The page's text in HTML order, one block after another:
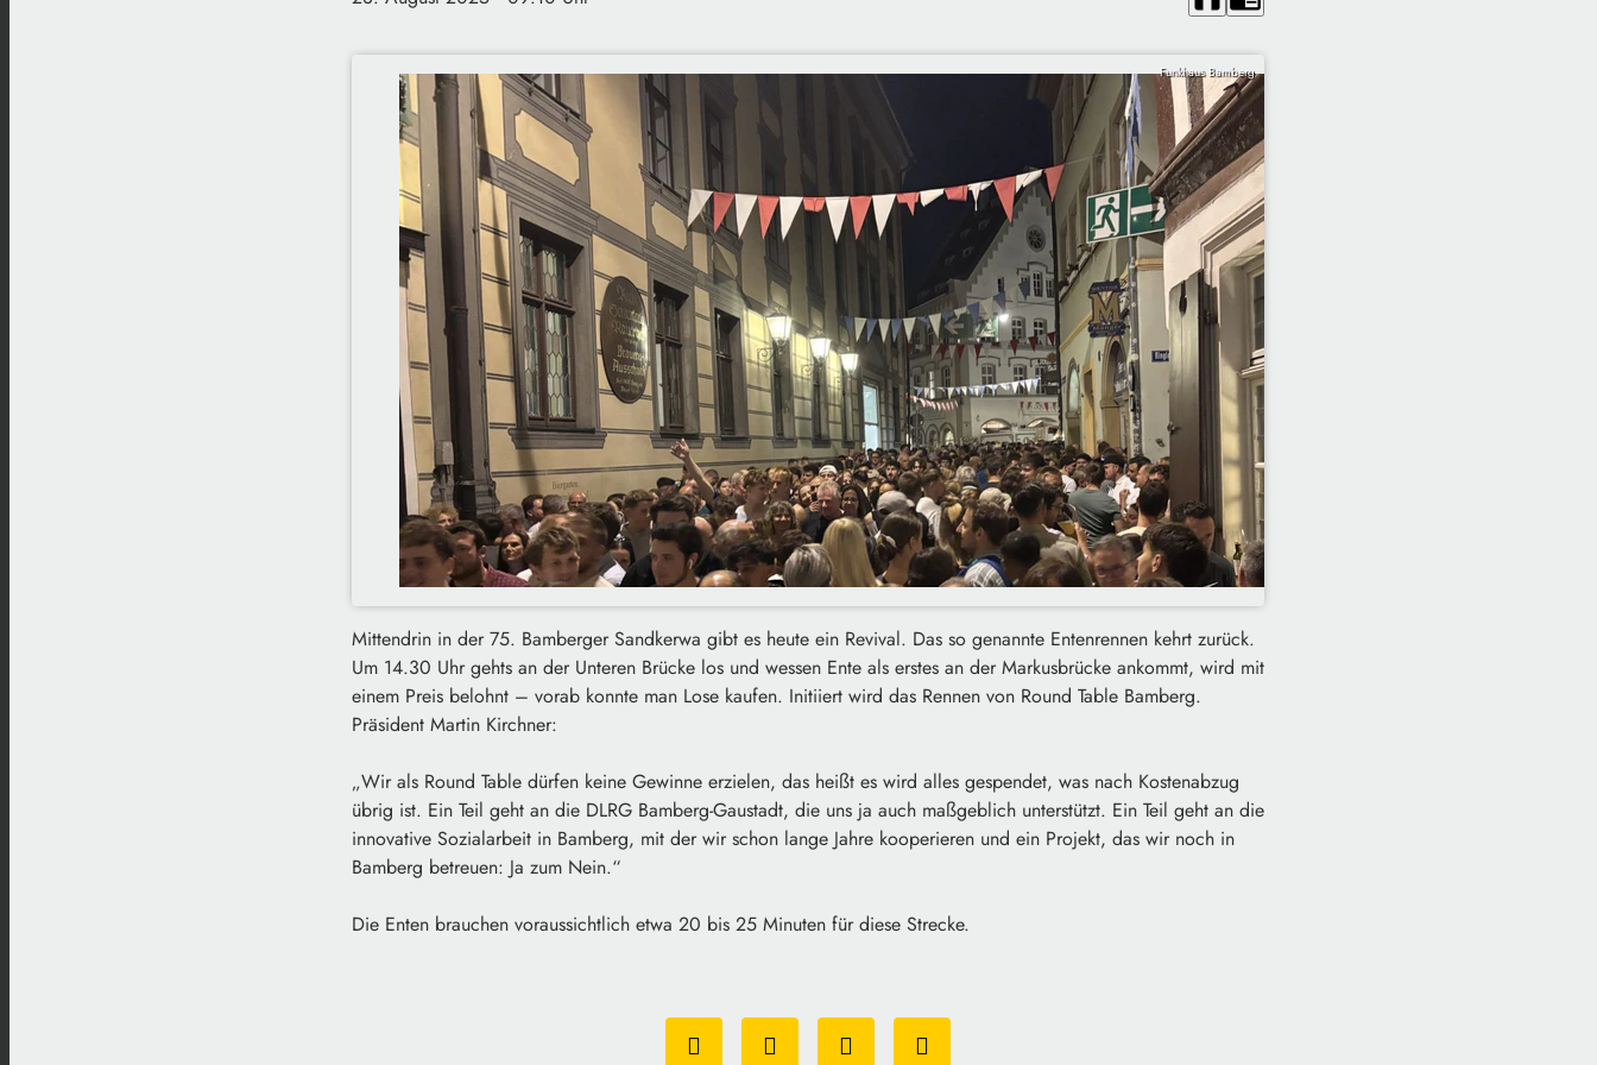
Funkhaus Bamberg
Mittendrin in der 75. Bamberger Sandkerwa gibt es heute ein Revival. Das so genannte Entenrennen kehrt zurück.
Um 14.30 Uhr gehts an der Unteren Brücke los und wessen Ente als erstes an der Markusbrücke ankommt, wird mit
einem Preis belohnt – vorab konnte man Lose kaufen. Initiiert wird das Rennen von Round Table Bamberg.
Präsident Martin Kirchner:
„Wir als Round Table dürfen keine Gewinne erzielen, das heißt es wird alles gespendet, was nach Kostenabzug
übrig ist. Ein Teil geht an die DLRG Bamberg-Gaustadt, die uns ja auch maßgeblich unterstützt. Ein Teil geht an die
innovative Sozialarbeit in Bamberg, mit der wir schon lange Jahre kooperieren und ein Projekt, das wir noch in
Bamberg betreuen: Ja zum Nein.“
Die Enten brauchen voraussichtlich etwa 20 bis 25 Minuten für diese Strecke.